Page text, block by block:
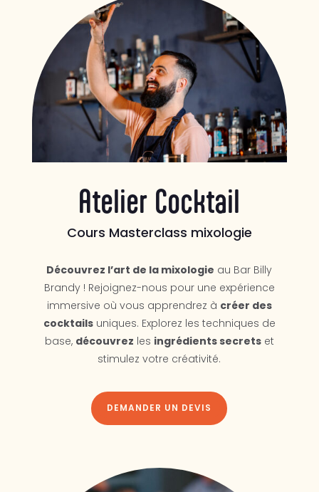
Atelier Cocktail
Cours Masterclass mixologie
Découvrez l’art de la mixologie au Bar Billy
Brandy ! Rejoignez-nous pour une expérience
immersive où vous apprendrez à créer des
cocktailsuniques. Explorez les techniques de
base, découvrez les ingrédients secretset
stimulez votre créativité.
DEMANDER UN DEVIS